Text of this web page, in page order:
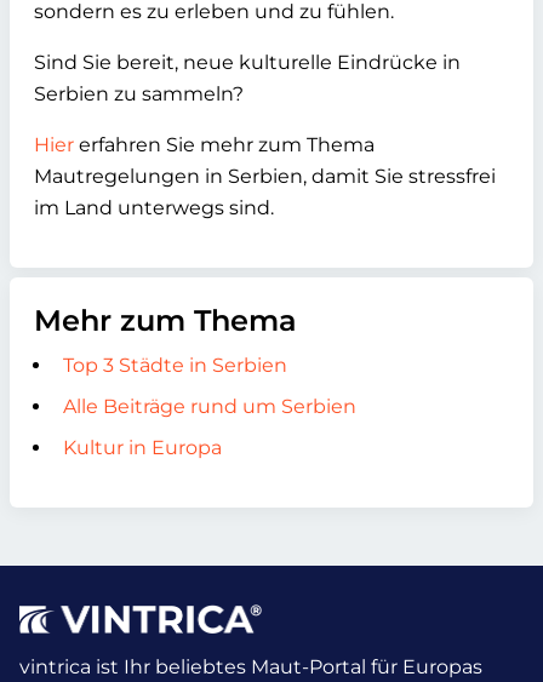
sondern es zu erleben und zu fühlen.
Sind Sie bereit, neue kulturelle Eindrücke in
Serbien zu sammeln?
Hier erfahren Sie mehr zum Thema
Mautregelungen in Serbien, damit Sie stressfrei
im Land unterwegs sind.
Mehr zum Thema
Top 3 Städte in Serbien
Alle Beiträge rund um Serbien
Kultur in Europa
vintrica ist Ihr beliebtes Maut-Portal für Europas